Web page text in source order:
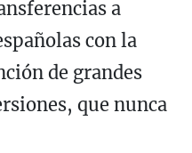
a
con la
de grandes
que nunca